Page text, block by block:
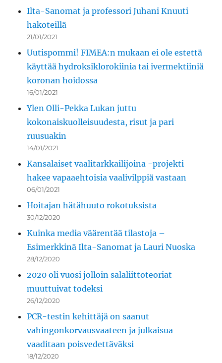
Ilta-Sanomat ja professori Juhani Knuuti
hakoteillä
21/01/2021
Uutispommi! FIMEA:n mukaan ei ole estettä
käyttää hydroksiklorokiinia tai ivermektiiniä
koronan hoidossa
16/01/2021
Ylen Olli-Pekka Lukan juttu
kokonaiskuolleisuudesta, risut ja pari
ruusuakin
14/01/2021
Kansalaiset vaalitarkkailijoina -projekti
hakee vapaaehtoisia vaalivilppiä vastaan
06/01/2021
Hoitajan hätähuuto rokotuksista
30/12/2020
Kuinka media väärentää tilastoja –
Esimerkkinä Ilta-Sanomat ja Lauri Nuoska
28/12/2020
2020 oli vuosi jolloin salaliittoteoriat
muuttuivat todeksi
26/12/2020
PCR-testin kehittäjä on saanut
vahingonkorvausvaateen ja julkaisua
vaaditaan poisvedettäväksi
18/12/2020